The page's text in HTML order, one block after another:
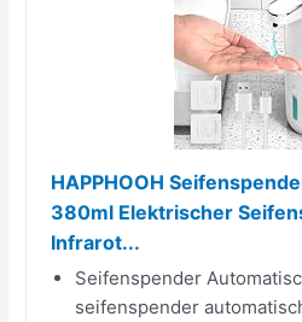
HAPPHOOH
380ml Elektrischer
Infrarot...
Seifenspender
seifenspender